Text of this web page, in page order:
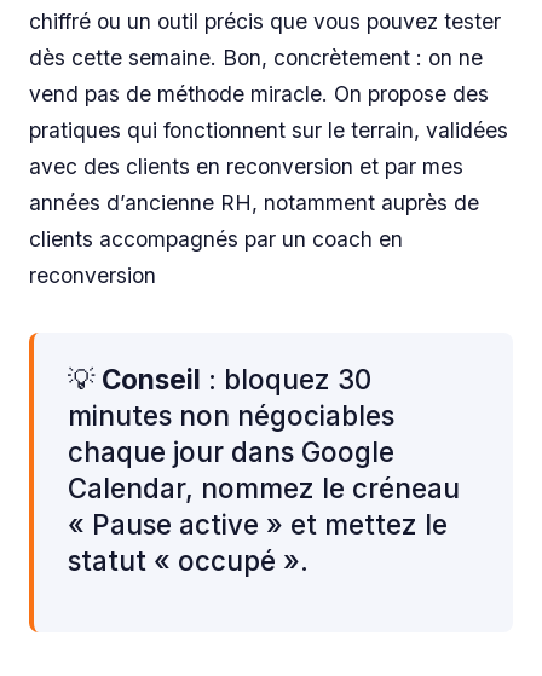
chiffré ou un outil précis que vous pouvez tester
dès cette semaine. Bon, concrètement : on ne
vend pas de méthode miracle. On propose des
pratiques qui fonctionnent sur le terrain, validées
avec des clients en reconversion et par mes
années d’ancienne RH, notamment auprès de
clients accompagnés par un coach en
reconversion
💡 Conseil : bloquez 30
minutes non négociables
chaque jour dans Google
Calendar, nommez le créneau
« Pause active » et mettez le
statut « occupé ».